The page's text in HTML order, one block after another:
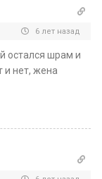
6 лет назад
остался шрам и
и нет, жена